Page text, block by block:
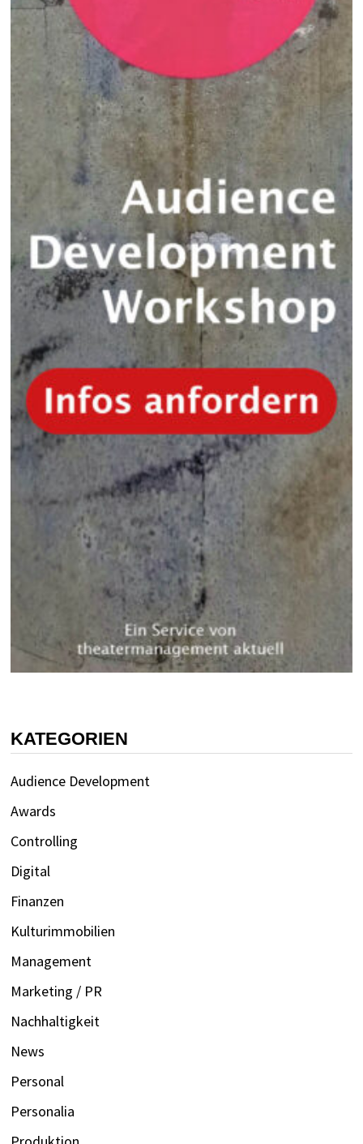
KATEGORIEN
Audience Development
Awards
Controlling
Digital
Finanzen
Kulturimmobilien
Management
Marketing / PR
Nachhaltigkeit
News
Personal
Personalia